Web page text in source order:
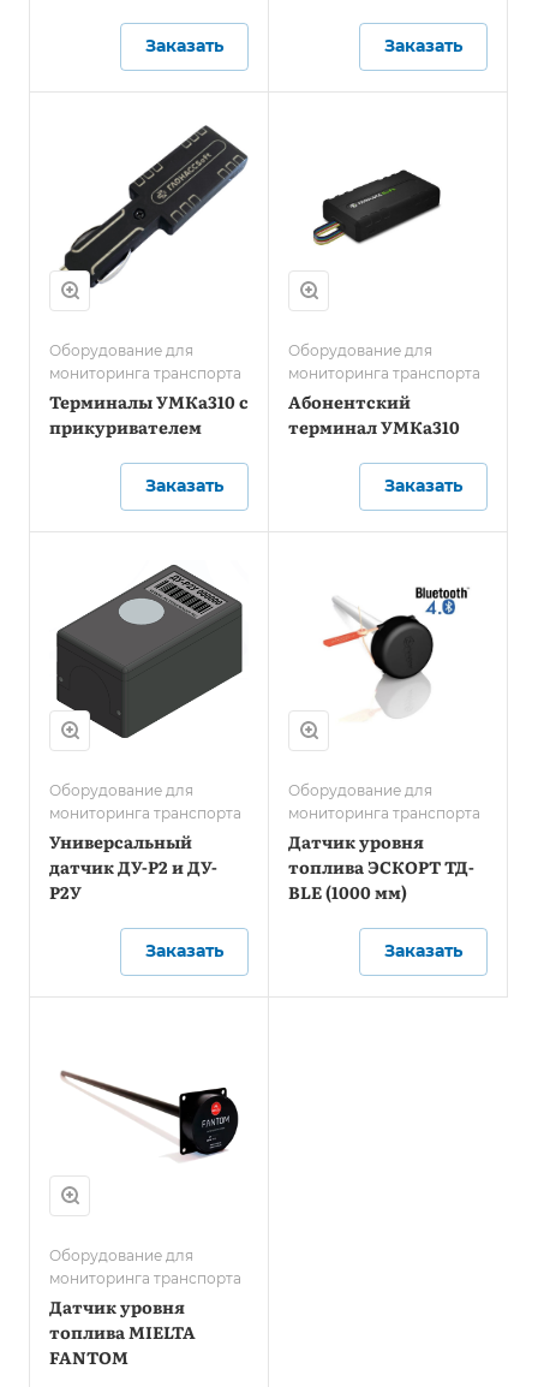
Заказать Заказать
Оборудование для
мониторинга транспорта
Терминалы УМКа310 c
прикуривателем
Заказать
Оборудование для
мониторинга транспорта
Абонентский
терминал УМКа310
Заказать
Оборудование для
мониторинга транспорта
Универсальный
датчик ДУ-Р2 и ДУ-
Р2У
Заказать
Оборудование для
мониторинга транспорта
Датчик уровня
топлива ЭСКОРТ ТД-
BLE (1000 мм)
Заказать
Оборудование для
мониторинга транспорта
Датчик уровня
топлива MIELTA
FANTOM